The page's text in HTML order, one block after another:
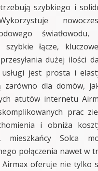
szybkiego i
łącze,
dużej ilości
usługi jest prosta i
zarówno dla domów,
atutów internetu
prac
i obniża
mieszkańcy Solca
połączenia nawet w
Airmax oferuje nie tylko